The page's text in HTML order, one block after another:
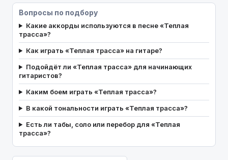
Вопросы по подбору
Какие аккорды используются в песне «Теплая
трасса»?
Как играть «Теплая трасса» на гитаре?
Подойдёт ли «Теплая трасса» для начинающих
гитаристов?
Каким боем играть «Теплая трасса»?
В какой тональности играть «Теплая трасса»?
Есть ли табы, соло или перебор для «Теплая
трасса»?